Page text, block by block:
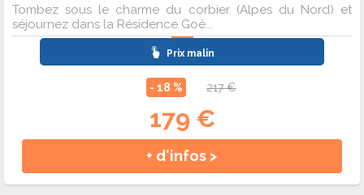
Tombez sous le charme du corbier (Alpes du Nord) et
séjournez dans la Résidence Goé...
Prix malin
- 18 % 217 €
179 €
+ d'infos >